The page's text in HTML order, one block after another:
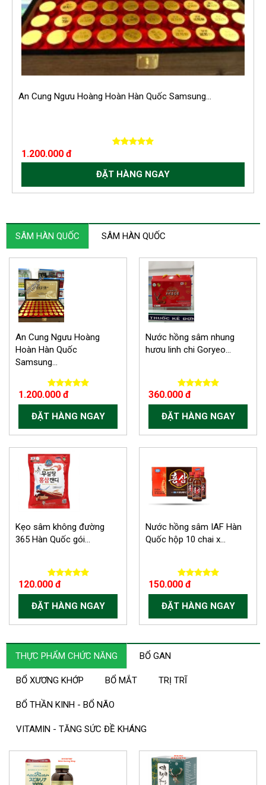
An Cung Ngưu Hoàng Hoàn Hàn Quốc Samsung...
1.200.000 đ
ĐẶT HÀNG NGAY
SÂM HÀN QUỐC SÂM HÀN QUỐC
An Cung Ngưu Hoàng
Hoàn Hàn Quốc
Samsung...
1.200.000 đ
ĐẶT HÀNG NGAY
Nước hồng sâm nhung
hươu linh chi Goryeo...
360.000 đ
ĐẶT HÀNG NGAY
Kẹo sâm không đường
365 Hàn Quốc gói...
120.000 đ
ĐẶT HÀNG NGAY
Nước hồng sâm IAF Hàn
Quốc hộp 10 chai x...
150.000 đ
ĐẶT HÀNG NGAY
THỰC PHẨM CHỨC NĂNG BỔ GAN
BỔ XƯƠNG KHỚP BỔ MẮT TRỊ TRĨ
BỔ THẦN KINH - BỔ NÃO
VITAMIN - TĂNG SỨC ĐỀ KHÁNG